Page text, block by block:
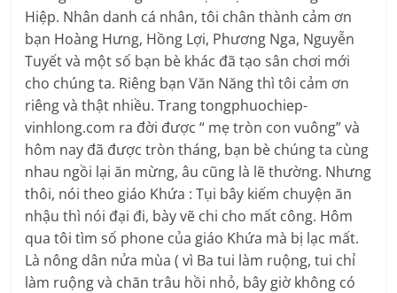
Hiệp. Nhân danh cá nhân, tôi chân thành cảm ơn
bạn Hoàng Hưng, Hồng Lợi, Phương Nga, Nguyễn
Tuyết và một số bạn bè khác đã tạo sân chơi mới
cho chúng ta. Riêng bạn Văn Năng thì tôi cảm ơn
riêng và thật nhiều. Trang tongphuochiep-
vinhlong.com ra đời được “ mẹ tròn con vuông” và
hôm nay đã được tròn tháng, bạn bè chúng ta cùng
nhau ngồi lại ăn mừng, âu cũng là lẽ thường. Nhưng
thôi, nói theo giáo Khứa : Tụi bây kiếm chuyện ăn
nhậu thì nói đại đi, bày vẽ chi cho mất công. Hôm
qua tôi tìm số phone của giáo Khứa mà bị lạc mất.
Là nông dân nửa mùa ( vì Ba tui làm ruộng, tui chỉ
làm ruộng và chăn trâu hồi nhỏ, bây giờ không có